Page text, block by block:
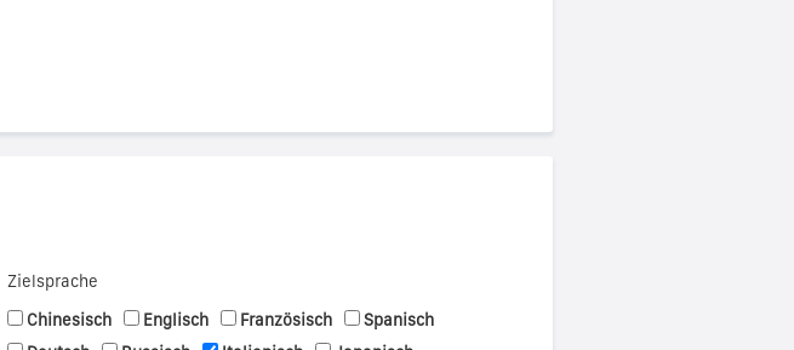
Zielsprache
Chinesisch
Englisch Französisch
Spanisch